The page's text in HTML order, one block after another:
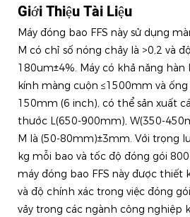
Giới Thiệu Tài Liệu
Máy đóng bao FFS này sử dụng
M có chỉ số nóng chảy là >0,2 và
180um±4%. Máy có khả năng hàn
kính màng cuộn ≤1500mm và
150mm (6 inch), có thể sản xuất
thước L(650-900mm), W(350-
M là (50-80mm)±3mm. Với trọng
kg mỗi bao và tốc độ đóng gói
máy đóng bao FFS này được thiết
và độ chính xác trong việc đóng
vảy trong các ngành công nghiệp